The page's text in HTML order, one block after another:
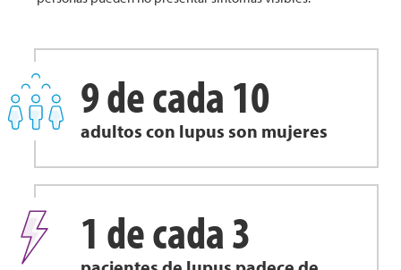
9 de cada 10
adultos con lupus son mujeres
1 de cada 3